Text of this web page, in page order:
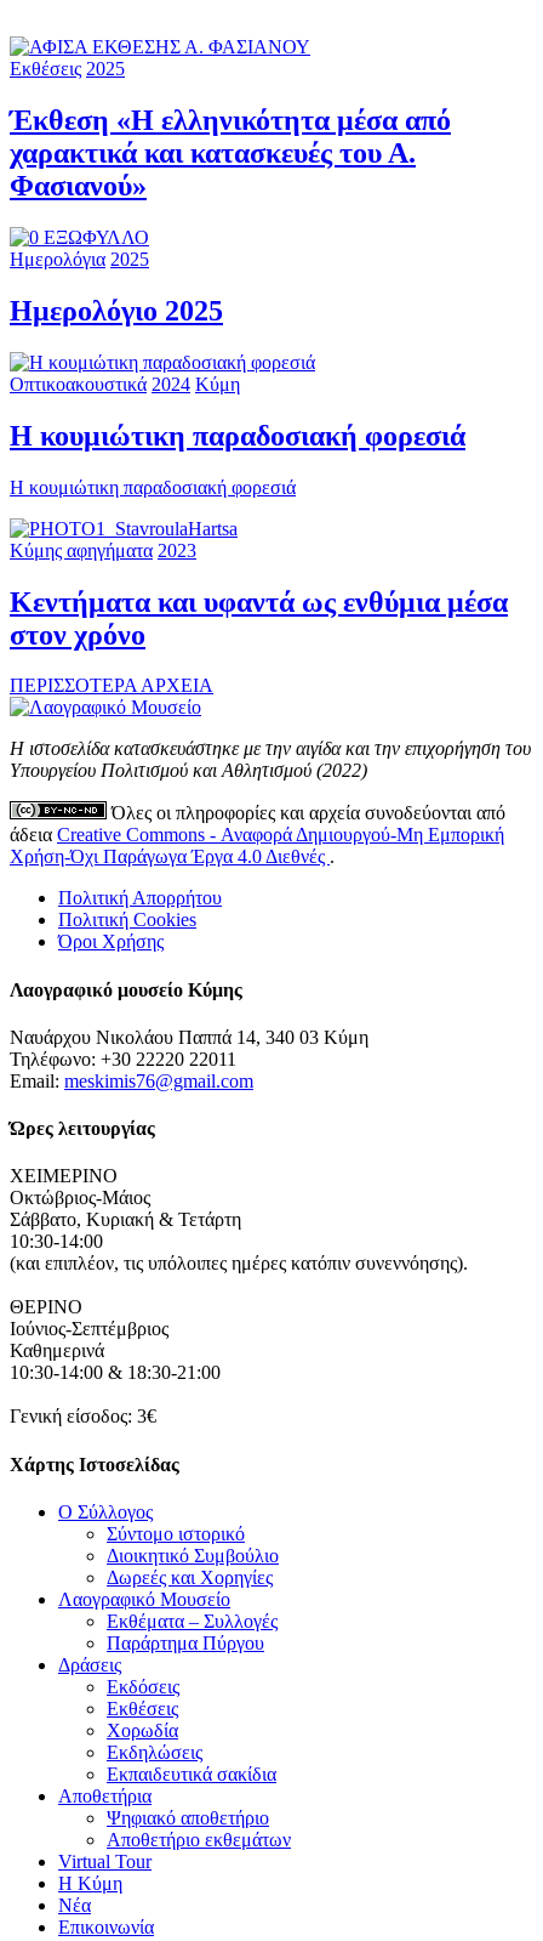
Εκθέσεις 2025
Έκθεση «Η ελληνικότητα μέσα από
χαρακτικά και κατασκευές του Α.
Φασιανού»
Ημερολόγια 2025
Ημερολόγιο 2025
Οπτικοακουστικά 2024 Κύμη
Η κουμιώτικη παραδοσιακή φορεσιά
Η κουμιώτικη παραδοσιακή φορεσιά
Κύμης αφηγήματα 2023
Κεντήματα και υφαντά ως ενθύμια μέσα
στον χρόνο
ΠΕΡΙΣΣΟΤΕΡΑ ΑΡΧΕΙΑ
Η ιστοσελίδα κατασκευάστηκε με την αιγίδα και την επιχορήγηση του
Υπουργείου Πολιτισμού και Αθλητισμού (2022)
Όλες οι πληροφορίες και αρχεία συνοδεύονται από
άδεια Creative Commons - Αναφορά Δημιουργού-Μη Εμπορική
Χρήση-Όχι Παράγωγα Έργα 4.0 Διεθνές .
Πολιτική Απορρήτου
Πολιτική Cookies
Όροι Χρήσης
Λαογραφικό μουσείο Κύμης
Ναυάρχου Νικολάου Παππά 14, 340 03 Κύμη
Τηλέφωνο: +30 22220 22011
Email: meskimis76@gmail.com
Ώρες λειτουργίας
ΧΕΙΜΕΡΙΝΟ
Οκτώβριος-Μάιος
Σάββατο, Κυριακή & Τετάρτη
10:30-14:00
(και επιπλέον, τις υπόλοιπες ημέρες κατόπιν συνεννόησης).
ΘΕΡΙΝΟ
Ιούνιος-Σεπτέμβριος
Καθημερινά
10:30-14:00 & 18:30-21:00
Γενική είσοδος: 3€
Χάρτης Ιστοσελίδας
Ο Σύλλογος
Σύντομο ιστορικό
Διοικητικό Συμβούλιο
Δωρεές και Χορηγίες
Λαογραφικό Μουσείο
Εκθέματα – Συλλογές
Παράρτημα Πύργου
Δράσεις
Εκδόσεις
Εκθέσεις
Χορωδία
Εκδηλώσεις
Εκπαιδευτικά σακίδια
Αποθετήρια
Ψηφιακό αποθετήριο
Αποθετήριο εκθεμάτων
Virtual Tour
Η Κύμη
Νέα
Επικοινωνία